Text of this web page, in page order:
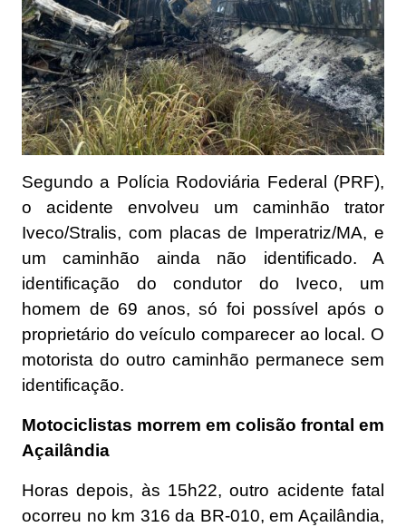
Segundo a Polícia Rodoviária Federal (PRF),
o acidente envolveu um caminhão trator
Iveco/Stralis, com placas de Imperatriz/MA, e
um caminhão ainda não identificado. A
identificação do condutor do Iveco, um
homem de 69 anos, só foi possível após o
proprietário do veículo comparecer ao local. O
motorista do outro caminhão permanece sem
identificação.
Motociclistas morrem em colisão frontal em
Açailândia
Horas depois, às 15h22, outro acidente fatal
ocorreu no km 316 da BR-010, em Açailândia,